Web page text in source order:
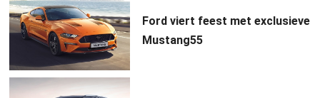
Ford viert feest met exclusieve
Mustang55